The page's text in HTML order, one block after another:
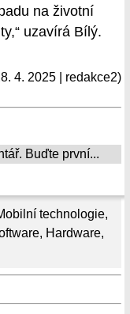
technologie,
, Hardware,
na životní
uzavírá Bílý.
4. 2025 | redakce2)
Buďte první...